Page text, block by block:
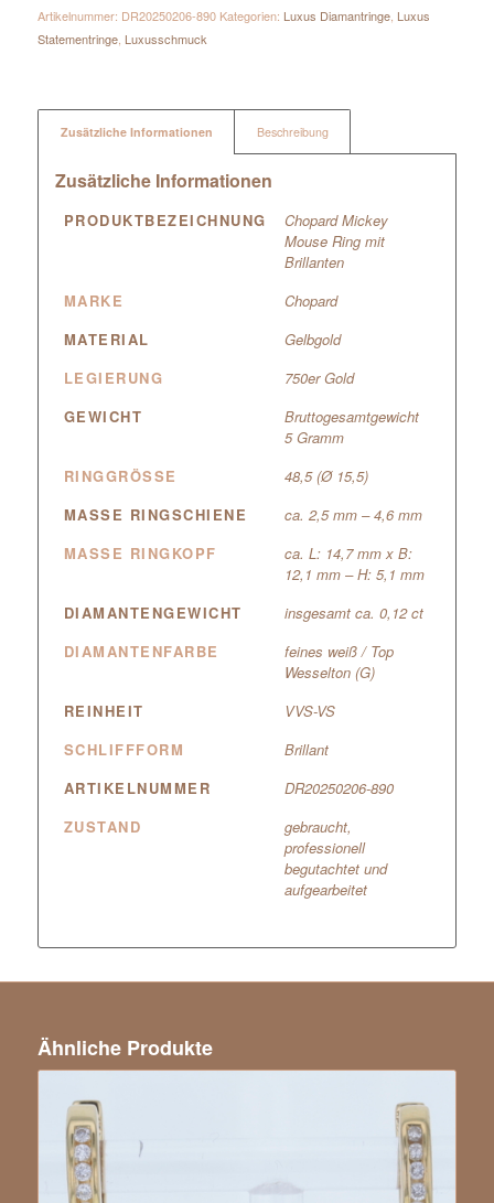
Artikelnummer: DR20250206-890 Kategorien: Luxus Diamantringe, Luxus
Statementringe, Luxusschmuck
Zusätzliche Informationen Beschreibung
Zusätzliche Informationen
PRODUKTBEZEICHNUNG
Chopard Mickey
Mouse Ring mit
Brillanten
MARKE
Chopard
MATERIAL
Gelbgold
LEGIERUNG
750er Gold
GEWICHT
Bruttogesamtgewicht
5 Gramm
RINGGRÖSSE
48,5 (Ø 15,5)
MASSE RINGSCHIENE
ca. 2,5 mm – 4,6 mm
MASSE RINGKOPF
ca. L: 14,7 mm x B:
12,1 mm – H: 5,1 mm
DIAMANTENGEWICHT
insgesamt ca. 0,12 ct
DIAMANTENFARBE
feines weiß / Top
Wesselton (G)
REINHEIT
VVS-VS
SCHLIFFFORM
Brillant
ARTIKELNUMMER
DR20250206-890
ZUSTAND
gebraucht,
professionell
begutachtet und
aufgearbeitet
Ähnliche Produkte